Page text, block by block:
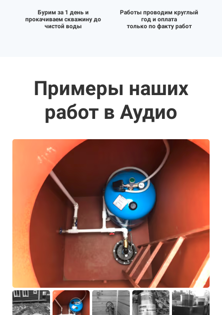
Бурим за 1 день и
прокачиваем скважину до
чистой воды
Работы проводим круглый
год и оплата
только по факту работ
Примеры наших
работ в Аудио